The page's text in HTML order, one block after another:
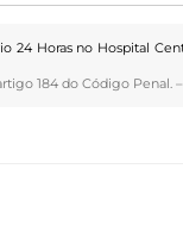
24 Horas no Hospital
184 do Código Penal. –